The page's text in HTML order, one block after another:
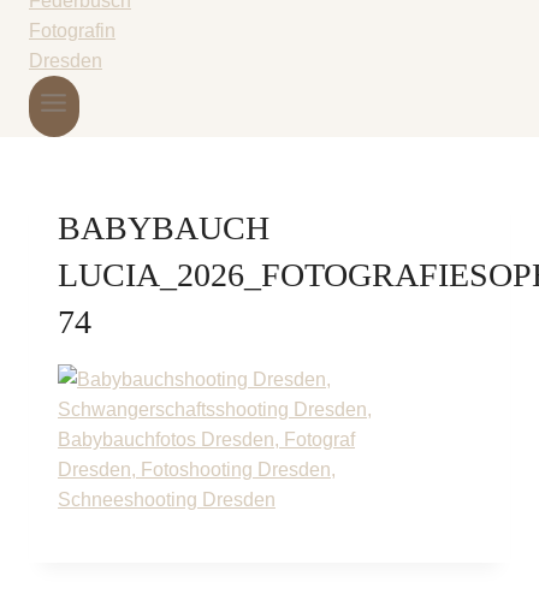
BABYBAUCH
74